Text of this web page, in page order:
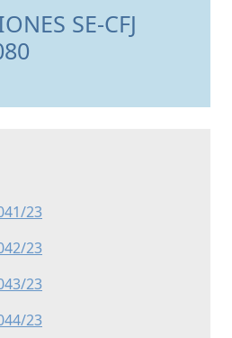
SE-CFJ
23
23
23
23